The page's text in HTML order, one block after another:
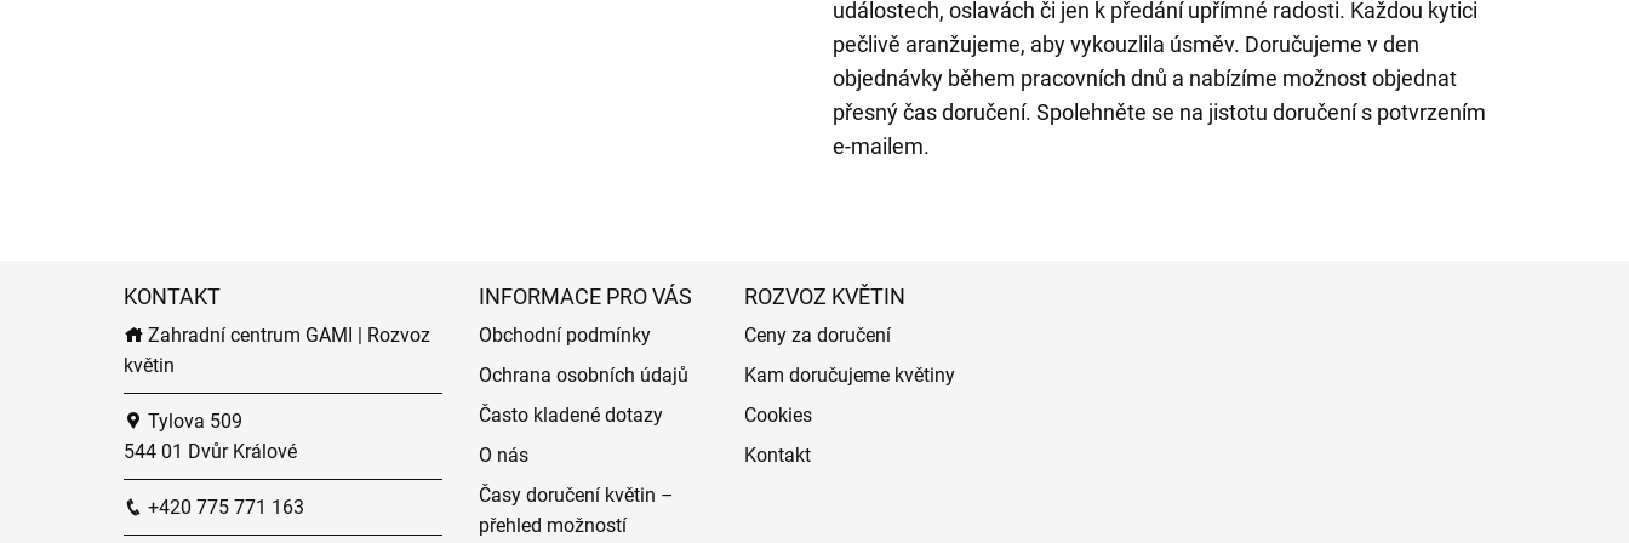
událostech, oslavách či jen k předání upřímné radosti. Každou kytici
pečlivě aranžujeme, aby vykouzlila úsměv. Doručujeme v den
objednávky během pracovních dnů a nabízíme možnost objednat
přesný čas doručení. Spolehněte se na jistotu doručení s potvrzením
e-mailem.
KONTAKT
Zahradní centrum GAMI | Rozvoz
květin
Tylova 509
544 01 Dvůr Králové
+420 775 771 163
INFORMACE PRO VÁS
Obchodní podmínky
Ochrana osobních údajů
Často kladené dotazy
O nás
Časy doručení květin –
přehled možností
ROZVOZ KVĚTIN
Ceny za doručení
Kam doručujeme květiny
Cookies
Kontakt